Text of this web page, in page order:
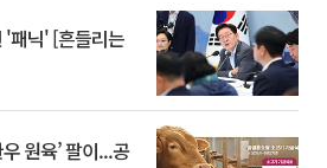
'패닉' [흔들리는